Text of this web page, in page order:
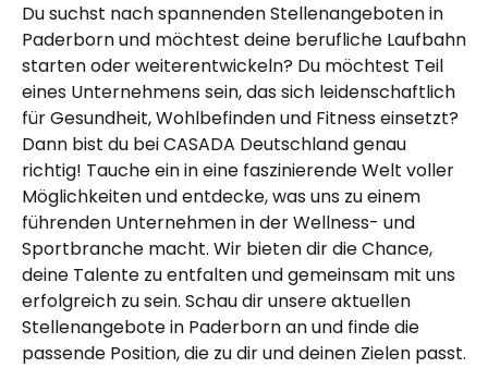
Du suchst nach spannenden Stellenangeboten in
Paderborn und möchtest deine berufliche Laufbahn
starten oder weiterentwickeln? Du möchtest Teil
eines Unternehmens sein, das sich leidenschaftlich
für Gesundheit, Wohlbefinden und Fitness einsetzt?
Dann bist du bei CASADA Deutschland genau
richtig! Tauche ein in eine faszinierende Welt voller
Möglichkeiten und entdecke, was uns zu einem
führenden Unternehmen in der Wellness- und
Sportbranche macht. Wir bieten dir die Chance,
deine Talente zu entfalten und gemeinsam mit uns
erfolgreich zu sein. Schau dir unsere aktuellen
Stellenangebote in Paderborn an und finde die
passende Position, die zu dir und deinen Zielen passt.